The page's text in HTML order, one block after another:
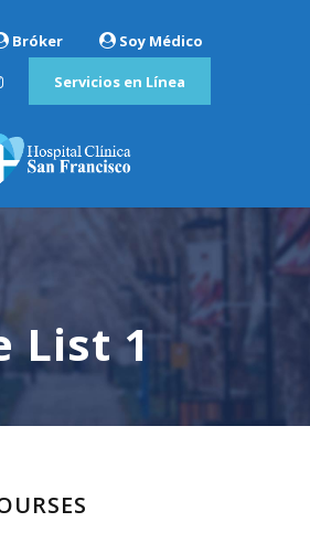
Bróker Soy Médico
Servicios en Línea
List 1